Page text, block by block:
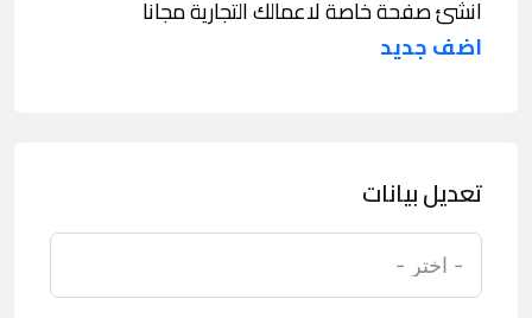
انشئ صفحة خاصة لاعمالك التجارية مجانا
اضف جديد
تعديل بيانات